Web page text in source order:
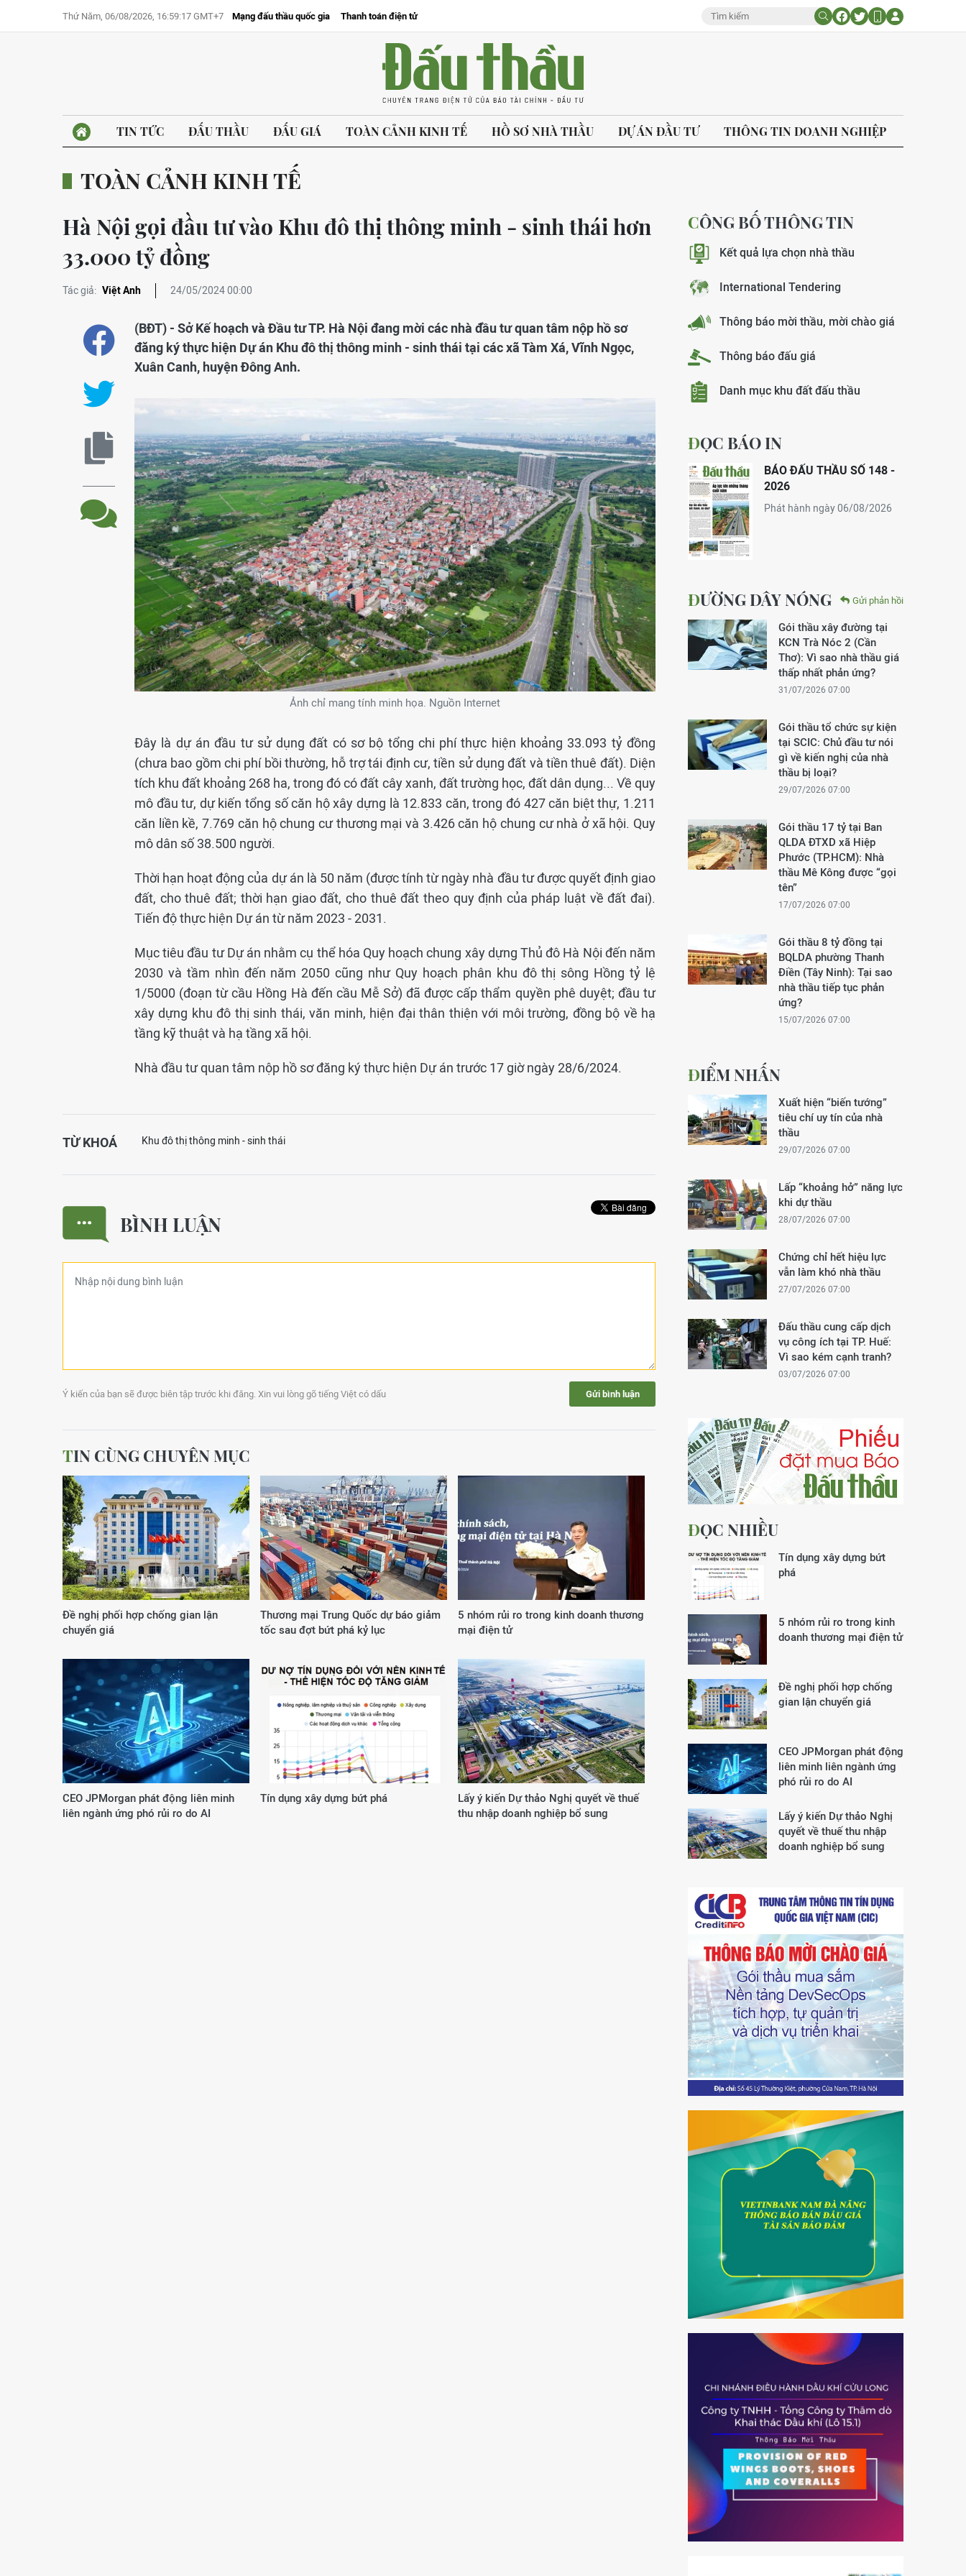
Thứ Năm, 06/08/2026, 16:59:17 GMT+7 Mạng đấu thầu quốc gia Thanh toán điện tử
TIN TỨC ĐẤU THẦU ĐẤU GIÁ TOÀN CẢNH KINH TẾ HỒ SƠ NHÀ THẦU DỰ ÁN ĐẦU TƯ THÔNG TIN DOANH NGHIỆP
TOÀN CẢNH KINH TẾ
Hà Nội gọi đầu tư vào Khu đô thị thông minh - sinh thái hơn
33.000 tỷ đồng
Tác giả: Việt Anh 24/05/2024 00:00
(BĐT) - Sở Kế hoạch và Đầu tư TP. Hà Nội đang mời các nhà đầu tư quan tâm nộp hồ sơ
đăng ký thực hiện Dự án Khu đô thị thông minh - sinh thái tại các xã Tàm Xá, Vĩnh Ngọc,
Xuân Canh, huyện Đông Anh.
Ảnh chỉ mang tính minh họa. Nguồn Internet
Đây là dự án đầu tư sử dụng đất có sơ bộ tổng chi phí thực hiện khoảng 33.093 tỷ đồng
(chưa bao gồm chi phí bồi thường, hỗ trợ tái định cư, tiền sử dụng đất và tiền thuê đất). Diện
tích khu đất khoảng 268 ha, trong đó có đất cây xanh, đất trường học, đất dân dụng... Về quy
mô đầu tư, dự kiến tổng số căn hộ xây dựng là 12.833 căn, trong đó 427 căn biệt thự, 1.211
căn liền kề, 7.769 căn hộ chung cư thương mại và 3.426 căn hộ chung cư nhà ở xã hội. Quy
mô dân số 38.500 người.
Thời hạn hoạt động của dự án là 50 năm (được tính từ ngày nhà đầu tư được quyết định giao
đất, cho thuê đất; thời hạn giao đất, cho thuê đất theo quy định của pháp luật về đất đai).
Tiến độ thực hiện Dự án từ năm 2023 - 2031.
Mục tiêu đầu tư Dự án nhằm cụ thể hóa Quy hoạch chung xây dựng Thủ đô Hà Nội đến năm
2030 và tầm nhìn đến năm 2050 cũng như Quy hoạch phân khu đô thị sông Hồng tỷ lệ
1/5000 (đoạn từ cầu Hồng Hà đến cầu Mễ Sở) đã được cấp thẩm quyền phê duyệt; đầu tư
xây dựng khu đô thị sinh thái, văn minh, hiện đại thân thiện với môi trường, đồng bộ về hạ
tầng kỹ thuật và hạ tầng xã hội.
Nhà đầu tư quan tâm nộp hồ sơ đăng ký thực hiện Dự án trước 17 giờ ngày 28/6/2024.
TỪ KHOÁ Khu đô thị thông minh - sinh thái
BÌNH LUẬN
Ý kiến của bạn sẽ được biên tập trước khi đăng. Xin vui lòng gõ tiếng Việt có dấu Gửi bình luận
TIN CÙNG CHUYÊN MỤC
Đề nghị phối hợp chống gian lận
chuyển giá
Thương mại Trung Quốc dự báo giảm
tốc sau đợt bứt phá kỷ lục
5 nhóm rủi ro trong kinh doanh thương
mại điện tử
CEO JPMorgan phát động liên minh
liên ngành ứng phó rủi ro do AI
Tín dụng xây dựng bứt phá
Lấy ý kiến Dự thảo Nghị quyết về thuế
thu nhập doanh nghiệp bổ sung
CÔNG BỐ THÔNG TIN
Kết quả lựa chọn nhà thầu
International Tendering
Thông báo mời thầu, mời chào giá
Thông báo đấu giá
Danh mục khu đất đấu thầu
ĐỌC BÁO IN
BÁO ĐẤU THẦU SỐ 148 -
2026
Phát hành ngày 06/08/2026
ĐƯỜNG DÂY NÓNG Gửi phản hồi
Gói thầu xây đường tại
KCN Trà Nóc 2 (Cần
Thơ): Vì sao nhà thầu giá
thấp nhất phản ứng?
31/07/2026 07:00
Gói thầu tổ chức sự kiện
tại SCIC: Chủ đầu tư nói
gì về kiến nghị của nhà
thầu bị loại?
29/07/2026 07:00
Gói thầu 17 tỷ tại Ban
QLDA ĐTXD xã Hiệp
Phước (TP.HCM): Nhà
thầu Mê Kông được “gọi
tên”
17/07/2026 07:00
Gói thầu 8 tỷ đồng tại
BQLDA phường Thanh
Điền (Tây Ninh): Tại sao
nhà thầu tiếp tục phản
ứng?
15/07/2026 07:00
ĐIỂM NHẤN
Xuất hiện “biến tướng”
tiêu chí uy tín của nhà
thầu
29/07/2026 07:00
Lấp “khoảng hở” năng lực
khi dự thầu
28/07/2026 07:00
Chứng chỉ hết hiệu lực
vẫn làm khó nhà thầu
27/07/2026 07:00
Đấu thầu cung cấp dịch
vụ công ích tại TP. Huế:
Vì sao kém cạnh tranh?
03/07/2026 07:00
ĐỌC NHIỀU
Tín dụng xây dựng bứt
phá
5 nhóm rủi ro trong kinh
doanh thương mại điện tử
Đề nghị phối hợp chống
gian lận chuyển giá
CEO JPMorgan phát động
liên minh liên ngành ứng
phó rủi ro do AI
Lấy ý kiến Dự thảo Nghị
quyết về thuế thu nhập
doanh nghiệp bổ sung